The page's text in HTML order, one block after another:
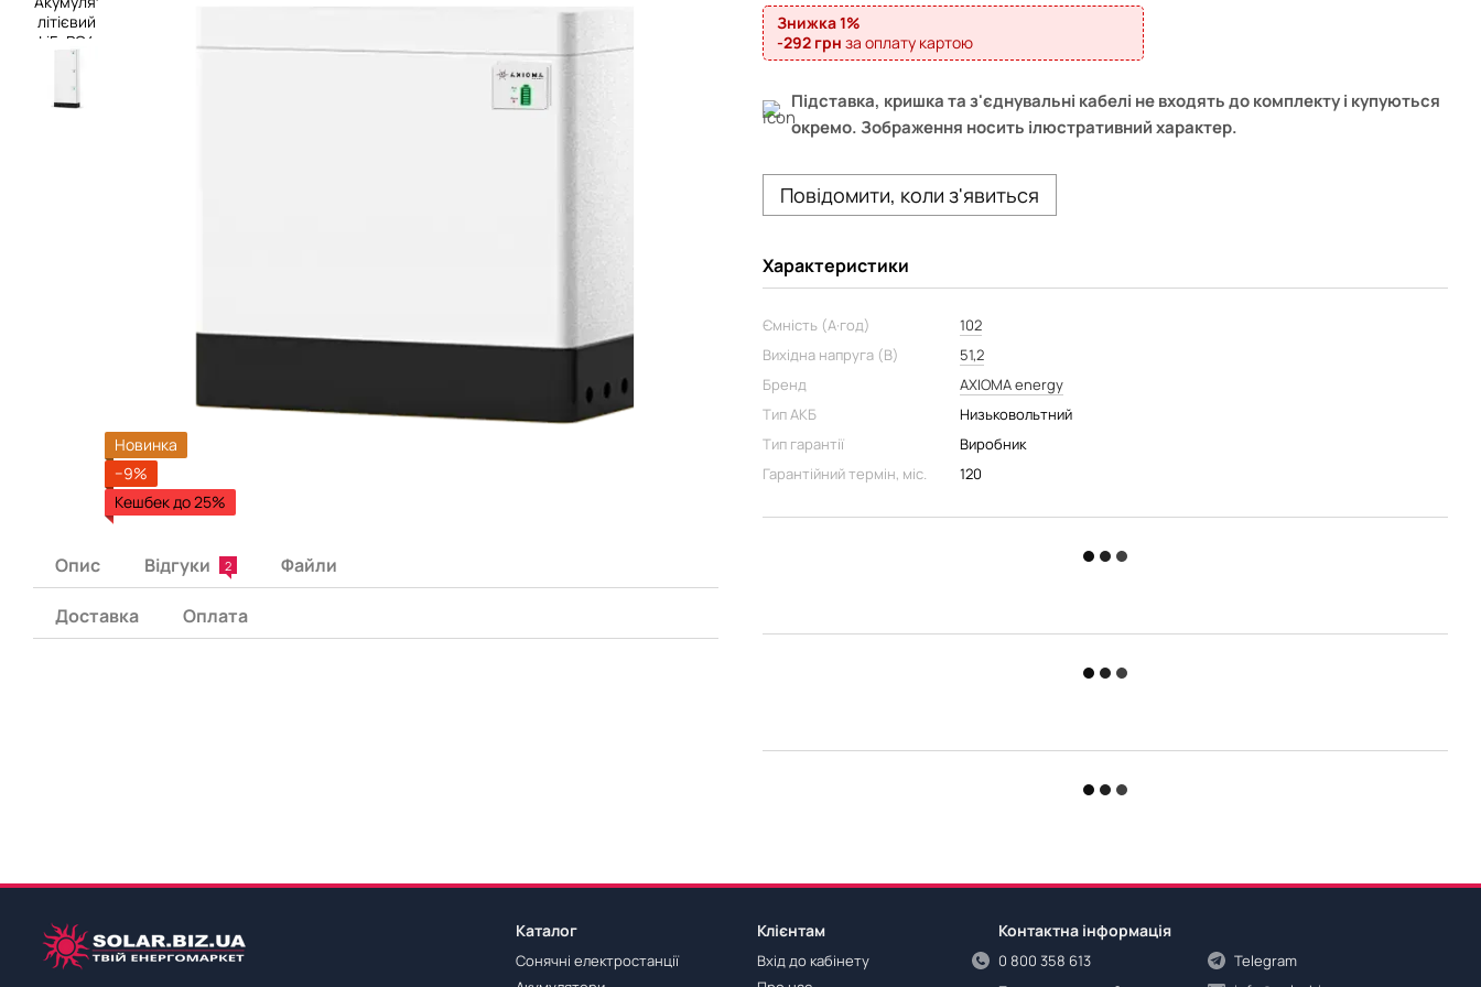
Новинка
−9%
Кешбек до 25%
Опис Відгуки 2 Файли
Доставка Оплата
Знижка 1%
-292 грн за оплату картою
Підставка, кришка та з'єднувальні кабелі не входять до комплекту і купуються
окремо. Зображення носить ілюстративний характер.
Повідомити, коли з'явиться
Характеристики
Ємність (А·год)
102
Вихідна напруга (В)
51,2
Бренд
AXIOMA energy
Тип АКБ
Низьковольтний
Тип гарантії
Виробник
Гарантійний термін, міс.
120
Каталог
Сонячні електростанції
Клієнтам
Вхід до кабінету
Контактна інформація
0 800 358 613
Telegram